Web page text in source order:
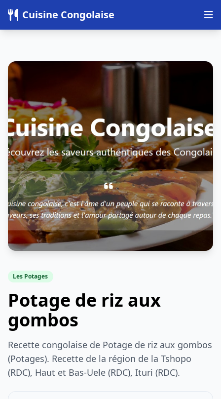
Cuisine Congolaise
Les Potages
Potage de riz aux
gombos
Recette congolaise de Potage de riz aux gombos
(Potages). Recette de la région de la Tshopo
(RDC), Haut et Bas-Uele (RDC), Ituri (RDC).